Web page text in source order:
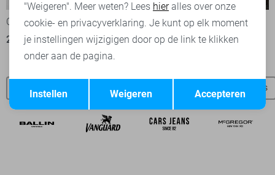
Cars T-shirt
23,95 29,99
Gabbiano T-shirt
25,00 49,99
Gabbiano SALE Gabbiano overhemden Gabbiano t-shirts
Terug Opslaan
"Weigeren". Meer weten? Lees hieralles over onze
cookie- en privacyverklaring. Je kunt op elk moment
je instellingen wijzigigen door op de link te klikken
onder aan de pagina.
Accepteren
Weigeren
Instellen